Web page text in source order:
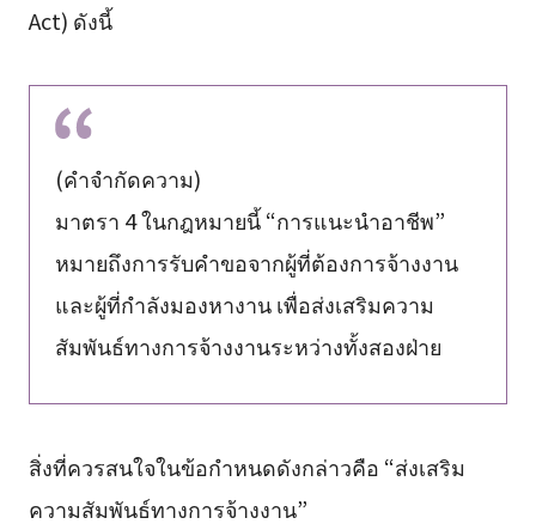
Act) ดังนี้
(คำจำกัดความ)
มาตรา 4 ในกฎหมายนี้ “การแนะนำอาชีพ”
หมายถึงการรับคำขอจากผู้ที่ต้องการจ้างงาน
และผู้ที่กำลังมองหางาน เพื่อส่งเสริมความ
สัมพันธ์ทางการจ้างงานระหว่างทั้งสองฝ่าย
สิ่งที่ควรสนใจในข้อกำหนดดังกล่าวคือ “ส่งเสริม
ความสัมพันธ์ทางการจ้างงาน”